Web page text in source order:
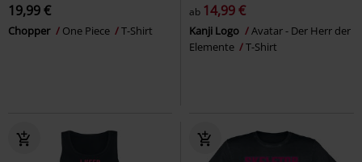
19,99 €
Chopper One Piece T-Shirt
ab 14,99 €
Kanji Logo
Avatar - Der Herr der
Elemente
T-Shirt